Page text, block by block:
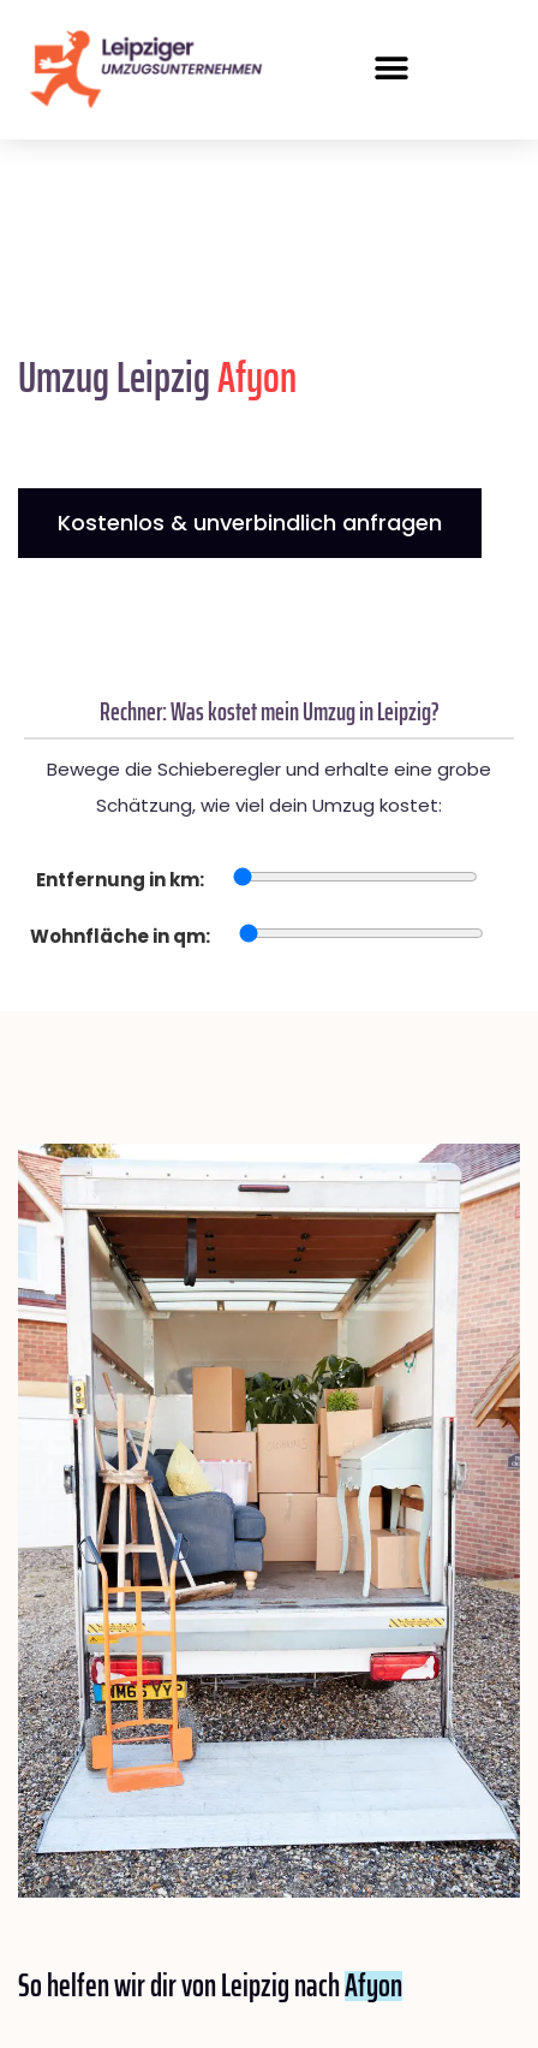
Umzug LeipzigAfyon
Kostenlos & unverbindlich anfragen
Rechner: Was kostet mein Umzug in Leipzig?
Bewege die Schieberegler und erhalte eine grobe
Schätzung, wie viel dein Umzug kostet:
Entfernung in km:
Wohnfläche in qm:
So helfen wir dir von Leipzig nachAfyon